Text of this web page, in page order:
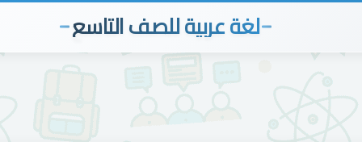
لغة عربية للصف التاسع